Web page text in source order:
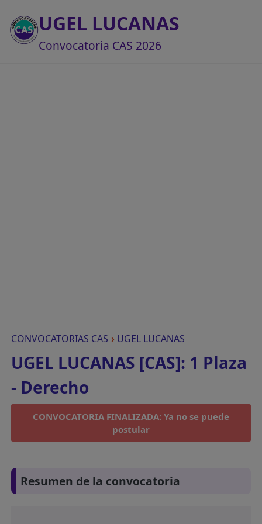
UGEL LUCANAS
Convocatoria CAS 2026
CONVOCATORIAS CAS › UGEL LUCANAS
UGEL LUCANAS [CAS]: 1 Plaza
- Derecho
CONVOCATORIA FINALIZADA: Ya no se puede
postular
Resumen de la convocatoria